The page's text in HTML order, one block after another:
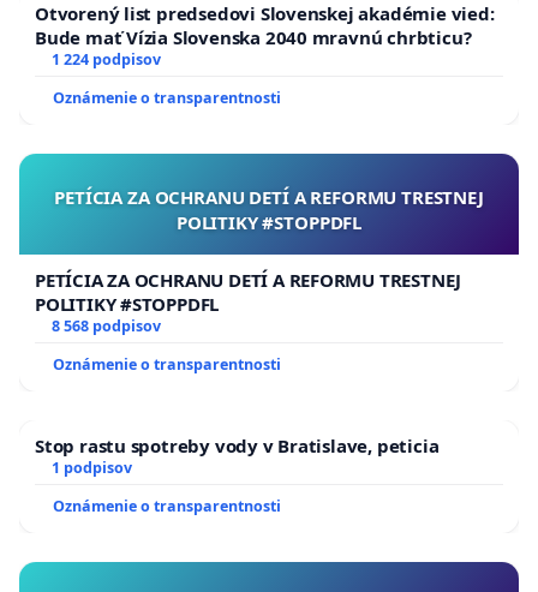
Otvorený list predsedovi Slovenskej akadémie vied:
Bude mať Vízia Slovenska 2040 mravnú chrbticu?
1 224 podpisov
Oznámenie o transparentnosti
PETÍCIA ZA OCHRANU DETÍ A REFORMU TRESTNEJ
POLITIKY #STOPPDFL
PETÍCIA ZA OCHRANU DETÍ A REFORMU TRESTNEJ
POLITIKY #STOPPDFL
8 568 podpisov
Oznámenie o transparentnosti
Stop rastu spotreby vody v Bratislave, peticia
1 podpisov
Oznámenie o transparentnosti